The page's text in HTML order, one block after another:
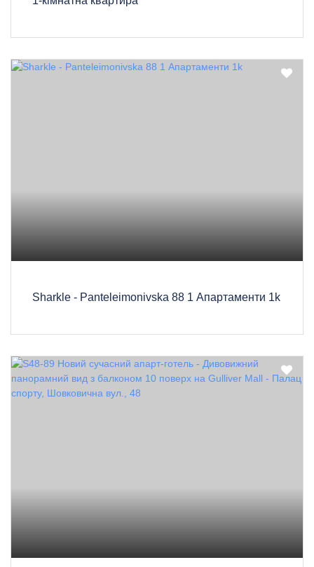
Sharkle - Panteleimonivska 88 1 Апартаменти 1k